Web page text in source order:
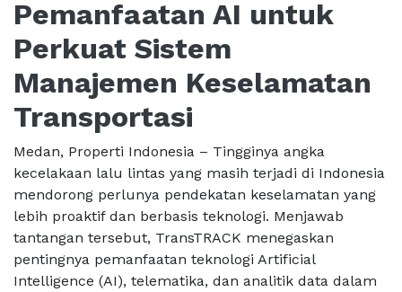
Pemanfaatan AI untuk
Perkuat Sistem
Manajemen Keselamatan
Transportasi
Medan, Properti Indonesia – Tingginya angka
kecelakaan lalu lintas yang masih terjadi di Indonesia
mendorong perlunya pendekatan keselamatan yang
lebih proaktif dan berbasis teknologi. Menjawab
tantangan tersebut, TransTRACK menegaskan
pentingnya pemanfaatan teknologi Artificial
Intelligence (AI), telematika, dan analitik data dalam